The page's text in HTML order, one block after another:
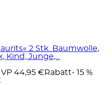
2 Stk. Baumwolle,
Junge,...
44,95 € Rabatt- 15 %